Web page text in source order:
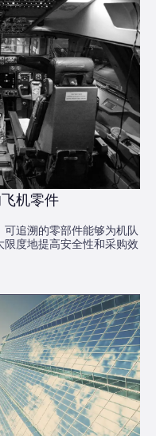
机零件
追溯的零部件能够为机队
度地提高安全性和采购效